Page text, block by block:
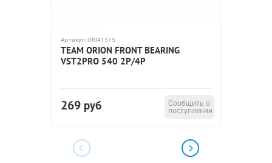
Артикул:ORI41515
TEAM ORION FRONT BEARING
VST2PRO 540 2P/4P
269 руб
Сообщить о
поступлении